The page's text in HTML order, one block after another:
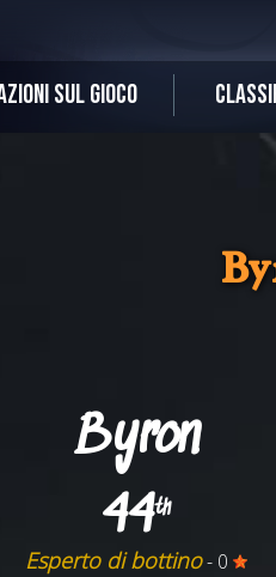
SUL GIOCO
Byron
44th
Esperto di bottino- 0